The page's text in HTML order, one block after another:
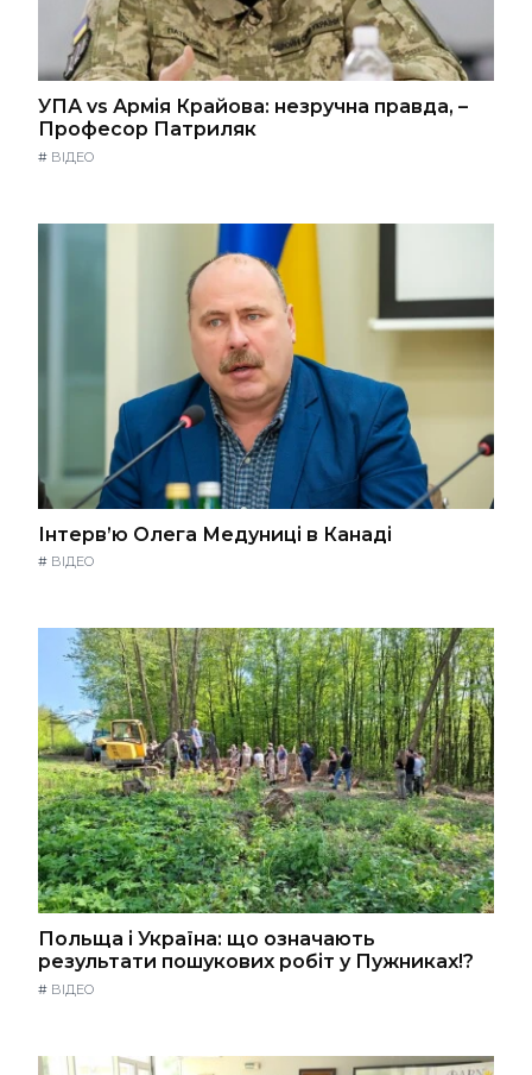
УПА vs Армія Крайова: незручна правда, –
Професор Патриляк
# ВІДЕО
Інтерв’ю Олега Медуниці в Канаді
# ВІДЕО
Польща і Україна: що означають
результати пошукових робіт у Пужниках!?
# ВІДЕО